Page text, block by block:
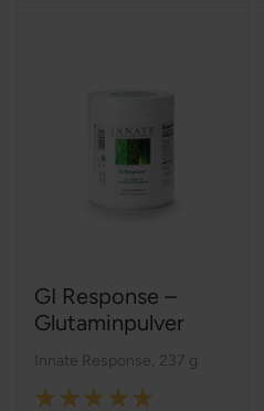
GI Response –
Glutaminpulver
Innate Response 237 g
Rating: